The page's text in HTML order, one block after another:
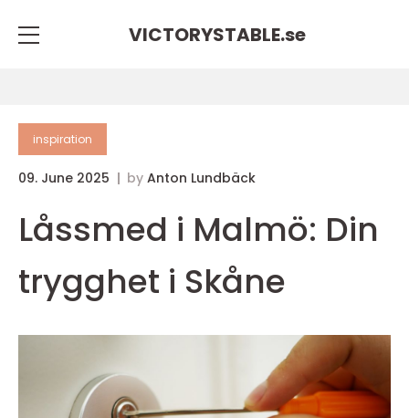
VICTORYSTABLE.se
inspiration
09. June 2025 by Anton Lundbäck
Låssmed i Malmö: Din
trygghet i Skåne